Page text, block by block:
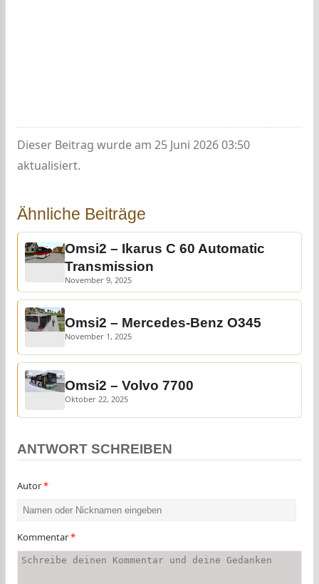
Dieser Beitrag wurde am 25 Juni 2026 03:50
aktualisiert.
Ähnliche Beiträge
Omsi2 – Ikarus C 60 Automatic
Transmission
November 9, 2025
Omsi2 – Mercedes-Benz O345
November 1, 2025
Omsi2 – Volvo 7700
Oktober 22, 2025
ANTWORT SCHREIBEN
Autor*
Kommentar*